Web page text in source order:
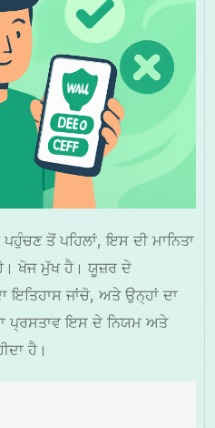
ਤੋਂ ਪਹਿਲਾਂ, ਇਸ ਦੀ ਮਾਨਿਤਾ
ਖੋਜ ਮੁੱਖ ਹੈ। ਯੂਜ਼ਰ ਦੇ
ਇਤਿਹਾਸ ਜਾਂਚੋ, ਅਤੇ ਉਨ੍ਹਾਂ ਦਾ
ਪ੍ਰਸਤਾਵ ਇਸ ਦੇ ਨਿਯਮ ਅਤੇ
ਹੈ।